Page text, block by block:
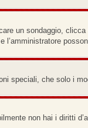
un sondaggio,
l’amministratore
speciali, che solo i
non hai i diritti